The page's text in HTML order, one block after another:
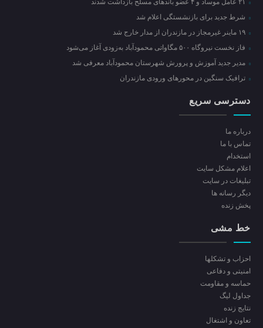
شرط جدید برای بازنشستگی اعلام شد
۱۹ ماینر غیرمجاز در مازندران از مدار خارج شد
فاز نخست نیروگاه ۵۰۰ مگاواتی محمودآباد به‌زودی آغاز می‌شود
مدیر جدید آموزش و پرورش شهرستان محمودآباد معرفی شد
ترافیک سنگین در محور‌های ورودی مازندران
دسترسی سریع
درباره ما
تماس با ما
استخدام
اعلام مشکل سایت
تبلیغات در سایت
ديگر رسانه ها
پخش زنده
خط مشی
احزاب و تشکلها
امنیتی و دفاعی
حماسه و مقاومت
جداول لیگ
نتایج زنده
تعاون و اشتغال